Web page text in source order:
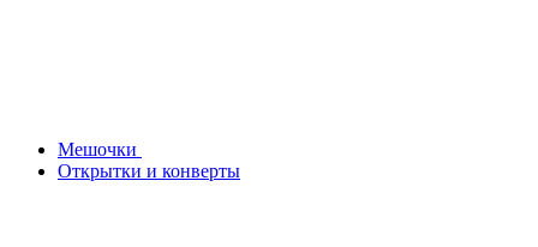
Мешочки
Открытки и конверты